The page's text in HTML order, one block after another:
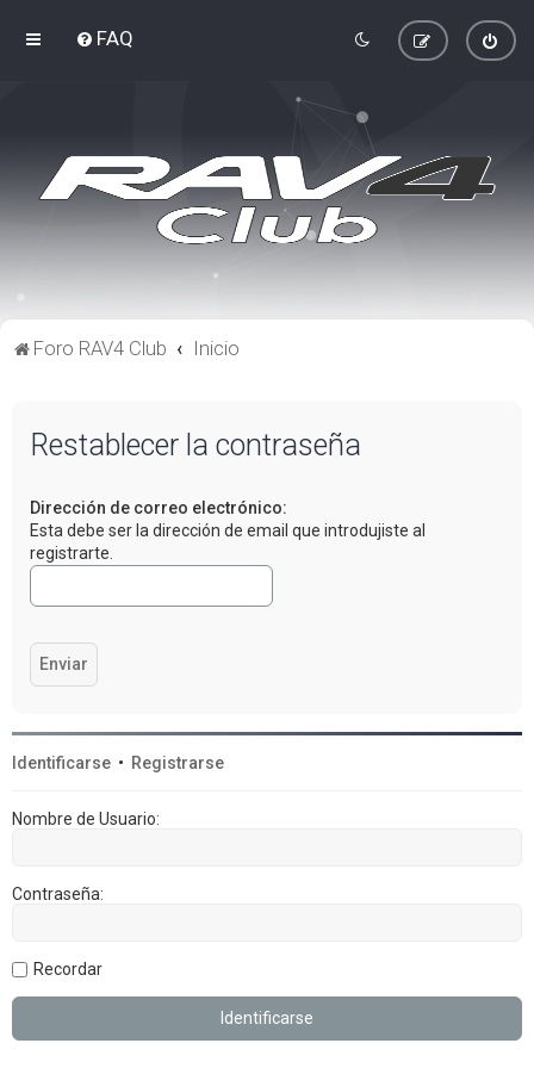
FAQ
Foro RAV4 Club Inicio
Restablecer la contraseña
Dirección de correo electrónico:
Esta debe ser la dirección de email que introdujiste al
registrarte.
Identificarse • Registrarse
Nombre de Usuario:
Contraseña:
Recordar